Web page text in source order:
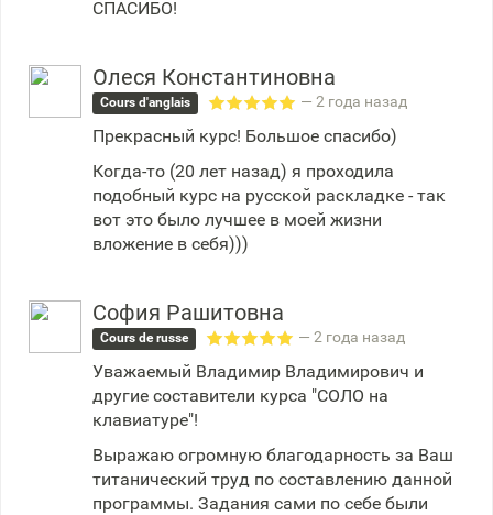
СПАСИБО!
Олеся Константиновна
Cours d'anglais — 2 года назад
Прекрасный курс! Большое спасибо)
Когда-то (20 лет назад) я проходила
подобный курс на русской раскладке - так
вот это было лучшее в моей жизни
вложение в себя)))
София Рашитовна
Cours de russe — 2 года назад
Уважаемый Владимир Владимирович и
другие составители курса "СОЛО на
клавиатуре"!
Выражаю огромную благодарность за Ваш
титанический труд по составлению данной
программы. Задания сами по себе были